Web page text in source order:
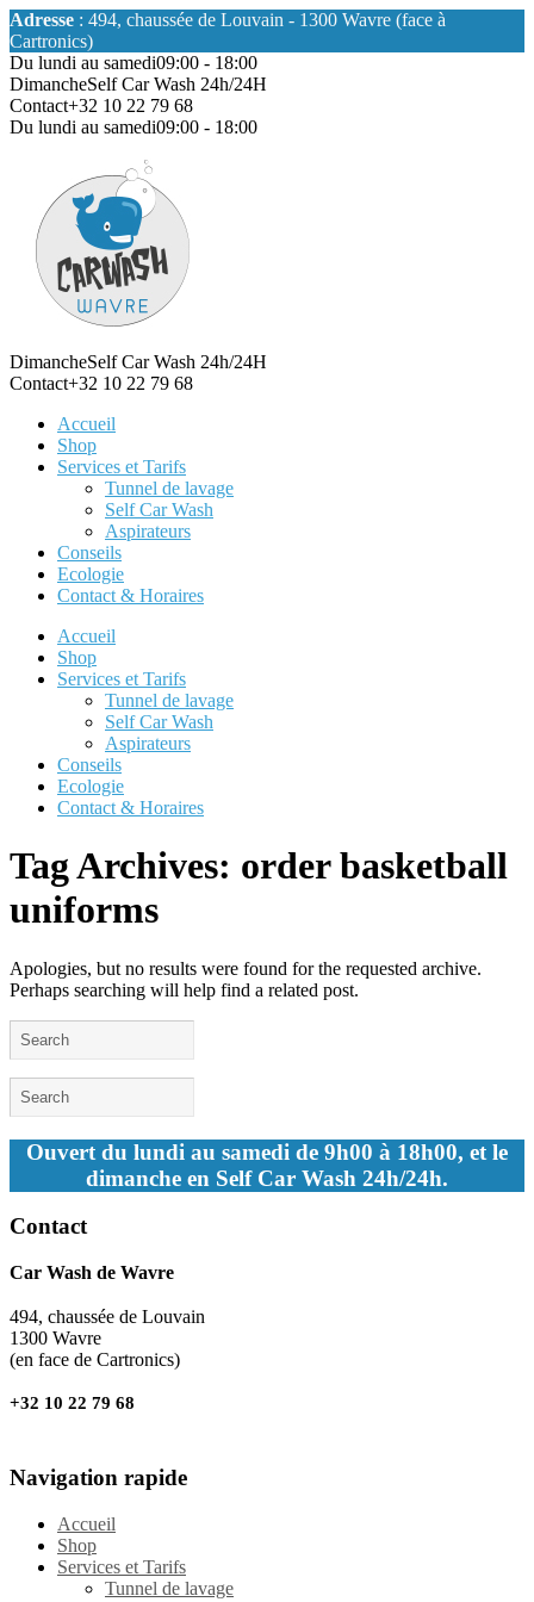
Adresse : 494, chaussée de Louvain - 1300 Wavre (face à
Cartronics)
Du lundi au samedi09:00 - 18:00
DimancheSelf Car Wash 24h/24H
Contact+32 10 22 79 68
Du lundi au samedi09:00 - 18:00
DimancheSelf Car Wash 24h/24H
Contact+32 10 22 79 68
Accueil
Shop
Services et Tarifs
Tunnel de lavage
Self Car Wash
Aspirateurs
Conseils
Ecologie
Contact & Horaires
Accueil
Shop
Services et Tarifs
Tunnel de lavage
Self Car Wash
Aspirateurs
Conseils
Ecologie
Contact & Horaires
Tag Archives: order basketball
uniforms
Apologies, but no results were found for the requested archive.
Perhaps searching will help find a related post.
Ouvert du lundi au samedi de 9h00 à 18h00, et le
dimanche en Self Car Wash 24h/24h.
Contact
Car Wash de Wavre
494, chaussée de Louvain
1300 Wavre
(en face de Cartronics)
+32 10 22 79 68
Navigation rapide
Accueil
Shop
Services et Tarifs
Tunnel de lavage